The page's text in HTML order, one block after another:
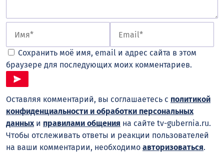
Сохранить моё имя, email и адрес сайта в этом
браузере для последующих моих комментариев.
Оставляя комментарий, вы соглашаетесь с политикой
конфиденциальности и обработки персональных
данныхи правилами общения на сайте tv-gubernia.ru.
Чтобы отслеживать ответы и реакции пользователей
на ваши комментарии, необходимо авторизоваться.